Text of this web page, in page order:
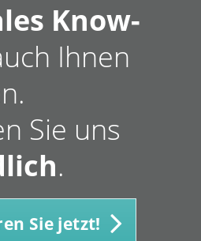
Know-
Ihnen
Sie uns
.
Sie jetzt!